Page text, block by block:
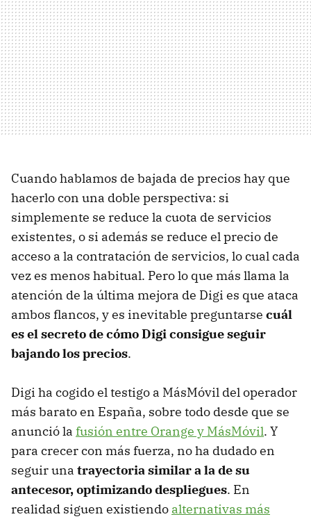
Cuando hablamos de bajada de precios hay que
hacerlo con una doble perspectiva: si
simplemente se reduce la cuota de servicios
existentes, o si además se reduce el precio de
acceso a la contratación de servicios, lo cual cada
vez es menos habitual. Pero lo que más llama la
atención de la última mejora de Digi es que ataca
ambos flancos, y es inevitable preguntarse cuál
es el secreto de cómo Digi consigue seguir
bajando los precios.
Digi ha cogido el testigo a MásMóvil del operador
más barato en España, sobre todo desde que se
anunció la fusión entre Orange y MásMóvil. Y
para crecer con más fuerza, no ha dudado en
seguir una trayectoria similar a la de su
antecesor, optimizando despliegues. En
realidad siguen existiendo alternativas más